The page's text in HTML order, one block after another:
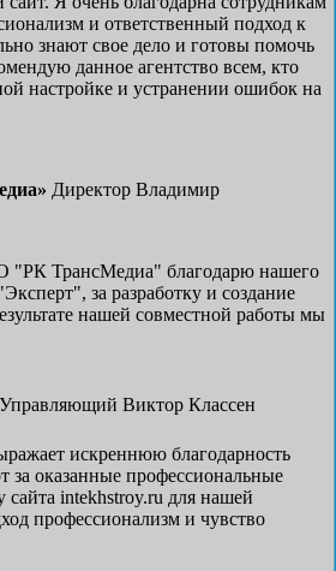
и ответственный подход к
знают свое дело и готовы помочь
данное агентство всем, кто
настройке и устранении ошибок на
Директор Владимир
ТрансМедиа" благодарю нашего
за разработку и создание
нашей совместной работы мы
Управляющий Виктор Классен
искреннюю благодарность
за оказанные профессиональные
сайта intekhstroy.ru для нашей
профессионализм и чувство